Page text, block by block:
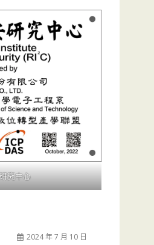
究中心
2024 年 7 月 10 日